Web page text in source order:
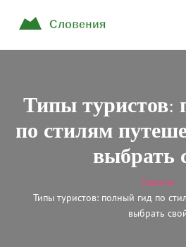
Типы туристов:
по стилям
выбрать
Главная
Типы туристов: полный гид по
выбрать